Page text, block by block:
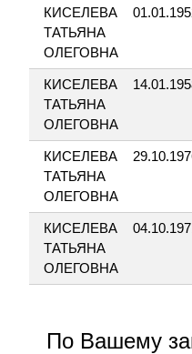
КИСЕЛЕВА
ТАТЬЯНА
ОЛЕГОВНА
КИСЕЛЕВА
ТАТЬЯНА
ОЛЕГОВНА
КИСЕЛЕВА
ТАТЬЯНА
ОЛЕГОВНА
КИСЕЛЕВА
ТАТЬЯНА
ОЛЕГОВНА
По Вашему